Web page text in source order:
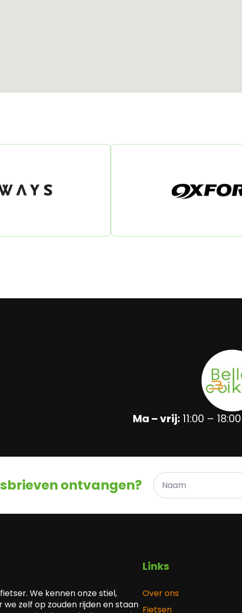
Ma – vrij:11:00 –
ontvangen?
Naam
*
We kennen onze stiel,
zelf op zouden rijden en staan
Links
Over ons
Fietsen